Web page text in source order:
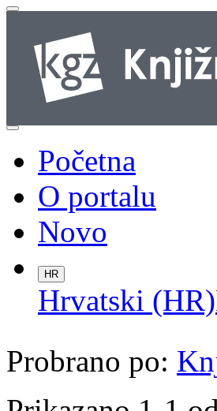
Početna
O portalu
Novo
HR
Hrvatski (HR)
Probrano po: